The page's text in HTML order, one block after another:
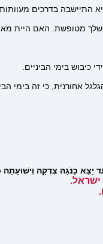
התיישבה בדרכים
מטופשת. האם היית
כיבוש בימי הביניים.
אחורנית, כי זה בימי
יֵצֵא כַנֹּגַהּ צִדְקָהּ וִישׁוּעָתָהּ
ישראל.